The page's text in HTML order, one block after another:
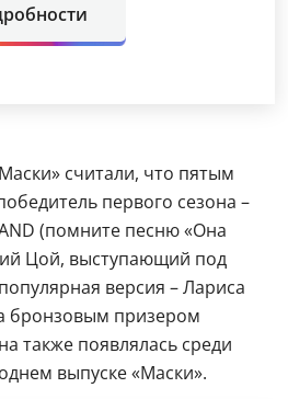
считали, что пятым
первого сезона –
(помните песню «Она
Цой, выступающий под
версия – Лариса
бронзовым призером
также появлялась среди
выпуске «Маски».